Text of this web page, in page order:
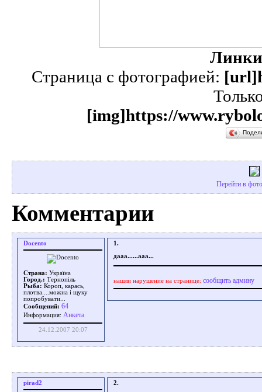
Страница с фотографией:
[img]https://
Перейти в
Комментарии
Docento
Страна: Україна
Город.: Тернопіль
Рыба: Короп, карась,
плотва....можна і щуку
попробувати...
Сообщений: 64
Информация: Aнкета
24.12.2007 20:07
1.
дааа......ааа...
нашли нарушение на странице: сообщить админу
pirad2 2.